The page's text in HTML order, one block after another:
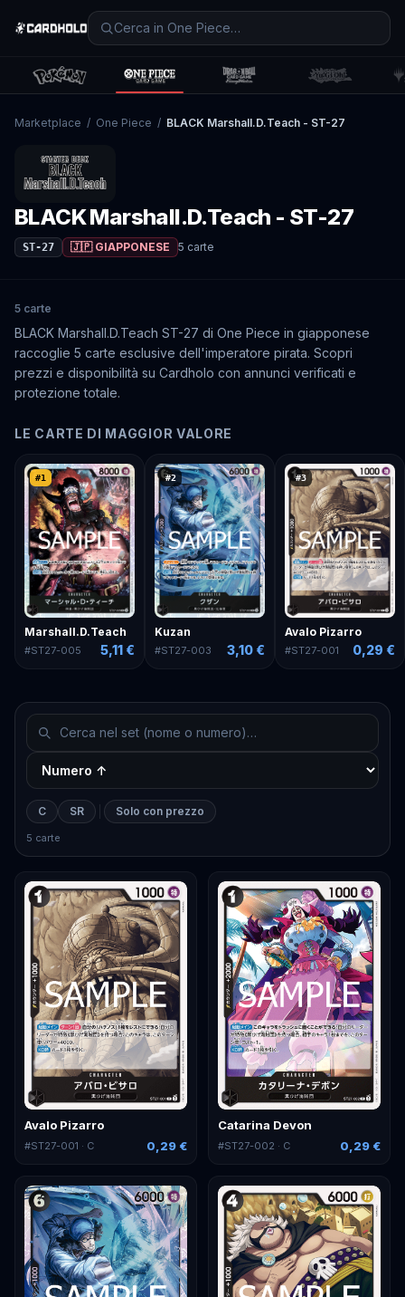
Marketplace / One Piece / BLACK Marshall.D.Teach - ST-27
BLACK Marshall.D.Teach - ST-27
ST-27 🇯🇵 GIAPPONESE 5 carte
5 carte
BLACK Marshall.D.Teach ST-27 di One Piece in giapponese
raccoglie 5 carte esclusive dell'imperatore pirata. Scopri
prezzi e disponibilità su Cardholo con annunci verificati e
protezione totale.
LE CARTE DI MAGGIOR VALORE
#1
Marshall.D.Teach
#ST27-005 5,11 €
#2
Kuzan
#ST27-003 3,10 €
#3
Avalo Pizarro
#ST27-001 0,29 €
C SR Solo con prezzo
5 carte
Avalo Pizarro
#ST27-001 · C 0,29 €
Catarina Devon
#ST27-002 · C 0,29 €